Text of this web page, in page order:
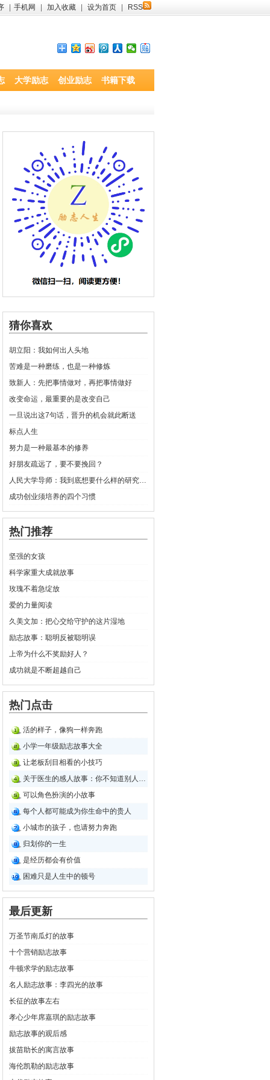
手机网 加入收藏 设为首页 RSS
大学励志 创业励志 书籍下载
猜你喜欢
胡立阳：我如何出人头地
苦难是一种磨练，也是一种修炼
致新人：先把事情做对，再把事情做好
改变命运，最重要的是改变自己
一旦说出这7句话，晋升的机会就此断送
标点人生
努力是一种最基本的修养
好朋友疏远了，要不要挽回？
人民大学导师：我到底想要什么样的研究生？
成功创业须培养的四个习惯
热门推荐
坚强的女孩
科学家重大成就故事
玫瑰不着急绽放
爱的力量阅读
久美文加：把心交给守护的这片湿地
励志故事：聪明反被聪明误
上帝为什么不奖励好人？
成功就是不断超越自己
热门点击
活的样子，像狗一样奔跑
小学一年级励志故事大全
让老板刮目相看的小技巧
关于医生的感人故事：你不知道别人的生活
可以角色扮演的小故事
每个人都可能成为你生命中的贵人
小城市的孩子，也请努力奔跑
归划你的一生
是经历都会有价值
困难只是人生中的顿号
最后更新
万圣节南瓜灯的故事
十个营销励志故事
牛顿求学的励志故事
名人励志故事：李四光的故事
长征的故事左右
孝心少年席嘉琪的励志故事
励志故事的观后感
拔苗助长的寓言故事
海伦凯勒的励志故事